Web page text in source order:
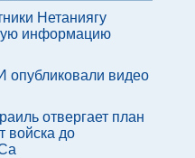
Нетаниягу
информацию
опубликовали видео
отвергает план
войска до